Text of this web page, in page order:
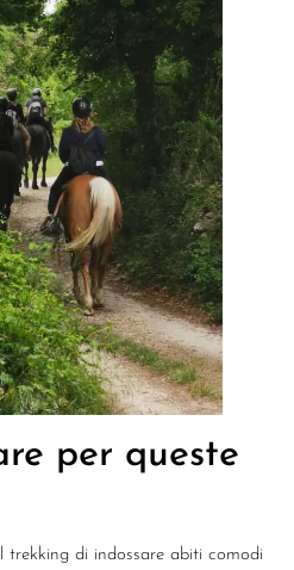
per queste
di indossare abiti comodi